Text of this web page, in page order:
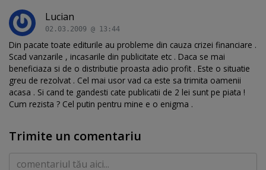
Lucian
02.03.2009 @ 13:44
Din pacate toate editurile au probleme din cauza crizei financiare .
Scad vanzarile , incasarile din publicitate etc . Daca se mai
beneficiaza si de o distributie proasta adio profit . Este o situatie
greu de rezolvat . Cel mai usor vad ca este sa trimita oamenii
acasa . Si cand te gandesti cate publicatii de 2 lei sunt pe piata !
Cum rezista ? Cel putin pentru mine e o enigma .
Trimite un comentariu
Comentariu